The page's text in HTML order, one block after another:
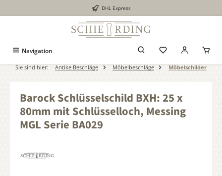
DHL Express
Navigation
Sie sind hier: Antike Beschläge Möbelbeschläge Möbelschilder
Barock Schlüsselschild BXH: 25 x
80mm mit Schlüsselloch, Messing
MGL Serie BA029